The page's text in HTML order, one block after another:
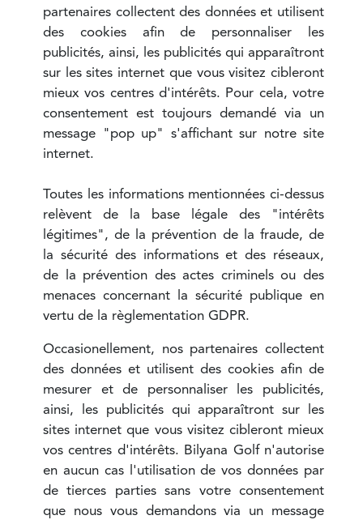
partenaires collectent des données et utilisent
des cookies afin de personnaliser les
publicités, ainsi, les publicités qui apparaîtront
sur les sites internet que vous visitez cibleront
mieux vos centres d'intérêts. Pour cela, votre
consentement est toujours demandé via un
message "pop up" s'affichant sur notre site
internet.
Toutes les informations mentionnées ci-dessus
relèvent de la base légale des "intérêts
légitimes", de la prévention de la fraude, de
la sécurité des informations et des réseaux,
de la prévention des actes criminels ou des
menaces concernant la sécurité publique en
vertu de la règlementation GDPR.
Occasionellement, nos partenaires collectent
des données et utilisent des cookies afin de
mesurer et de personnaliser les publicités,
ainsi, les publicités qui apparaîtront sur les
sites internet que vous visitez cibleront mieux
vos centres d'intérêts. Bilyana Golf n'autorise
en aucun cas l'utilisation de vos données par
de tierces parties sans votre consentement
que nous vous demandons via un message